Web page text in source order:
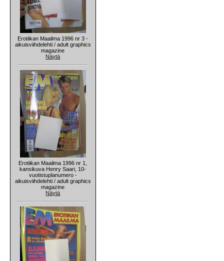
Erotiikan Maailma 1996 nr 3 -
aikuisviihdelehti / adult graphics
magazine
Näytä
Erotiikan Maailma 1996 nr 1,
kansikuva Henry Saari, 10-
vuotistuplanumero -
aikuisviihdelehti / adult graphics
magazine
Näytä